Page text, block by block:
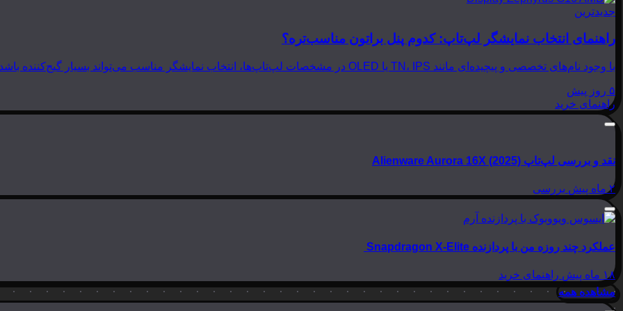
جدیدترین
راهنمای انتخاب نمایشگر لپ‌تاپ: کدوم پنل براتون مناسب‌تره؟
با وجود نام‌های تخصصی و پیچیده‌ای مانند TN، IPS یا OLED در مشخصات لپ‌تاپ‌ها، انتخاب نمایشگر مناسب می‌تواند بسیار گیج‌کننده باشد. در این مقاله از بینوشا، قصد داریم به زبانی…
۵ روز پیش
راهنمای خرید
نقد و بررسی لپ‌تاپ Alienware Aurora 16X (2025)
۲ ماه پیش بررسی
عملکرد چند روزه من با پردازنده Snapdragon X-Elite
۱۸ ماه پیش
راهنمای خرید
مشاهده همه